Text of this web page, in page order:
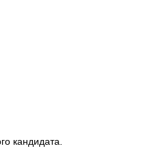
кандидата.